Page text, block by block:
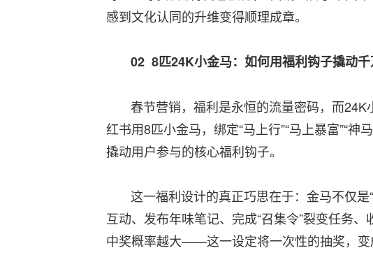
感到文化认同的升维变得顺理成章。
02 8匹24K小金马：如何用福利钩子撬动
春节营销，福利是永恒的流量密码，而24K
红书用8匹小金马，绑定“马上行”“马上暴富”“
撬动用户参与的核心福利钩子。
这一福利设计的真正巧思在于：金马不仅是“
互动、发布年味笔记、完成“召集令”裂变任务
中奖概率越大——这一设定将一次性的抽奖，变